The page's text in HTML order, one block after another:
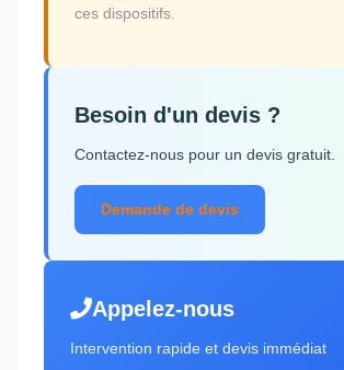
ces dispositifs.
Besoin d'un devis ?
Contactez-nous pour un devis gratuit.
Demande de devis
Appelez-nous
Intervention rapide et devis immédiat